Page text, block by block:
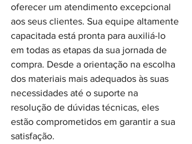
oferecer um atendimento excepcional
aos seus clientes. Sua equipe altamente
capacitada está pronta para auxiliá-lo
em todas as etapas da sua jornada de
compra. Desde a orientação na escolha
dos materiais mais adequados às suas
necessidades até o suporte na
resolução de dúvidas técnicas, eles
estão comprometidos em garantir a sua
satisfação.